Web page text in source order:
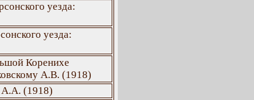
уезда:
уезда:
Коренихе
А.В. (1918)
А.А. (1918)